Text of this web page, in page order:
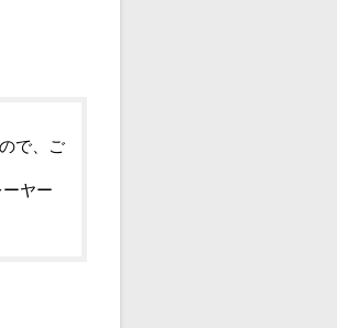
で、ご
ヤー